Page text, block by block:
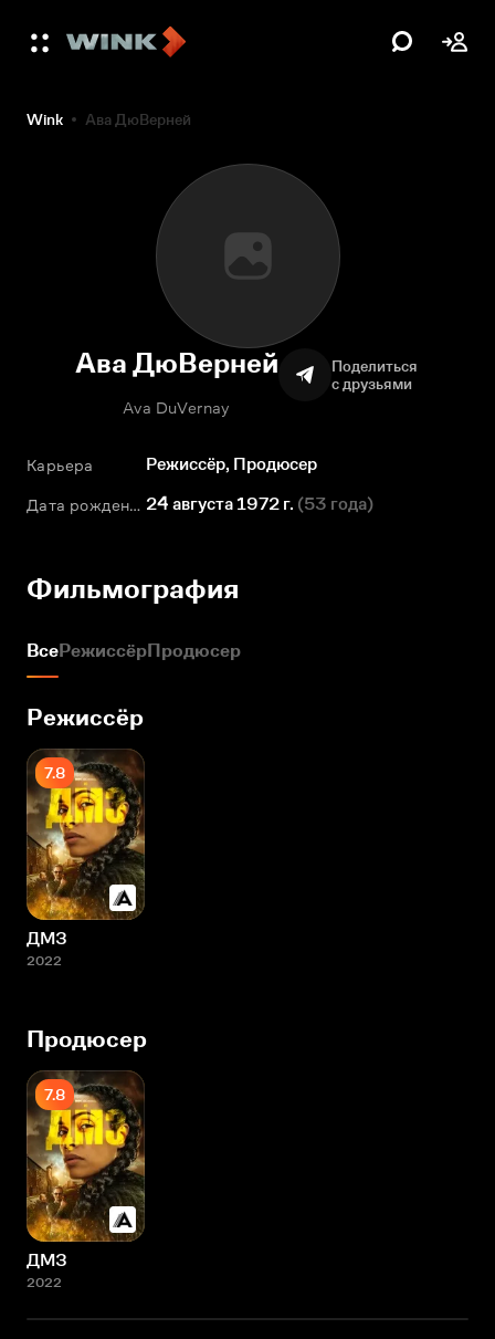
Wink Ава ДюВерней
Ава ДюВерней
Ava DuVernay
Поделиться
с друзьями
Карьера Режиссёр, Продюсер
Дата рождения 24 августа 1972 г. (53 года)
Фильмография
ВсеРежиссёрПродюсер
Режиссёр
7.8
ДМЗ
2022
Продюсер
7.8
ДМЗ
2022